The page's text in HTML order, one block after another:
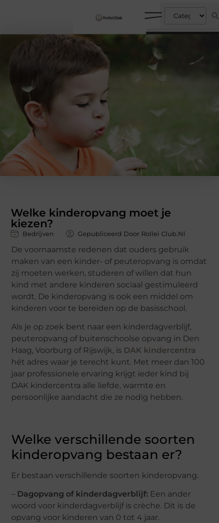
Welke kinderopvang moet je
kiezen?
Bedrijven Gepubliceerd Door Rollei Club.nl
De voornaamste redenen dat ouders gebruik
maken van een kinder- of peuteropvang is omdat
zij moeten werken, studeren of willen dat hun
kind met andere kinderen sociaal gestimuleerd
wordt. De kinderopvang is ook een middel om
kinderen voor te bereiden op de basisschool.
Als je op zoek bent naar een kinderdagverblijf,
peuteropvang of buitenschoolse opvang in Den
Haag, Voorburg of Rijswijk, is DAK kindercentra
hét adres waar je terecht kunt. Met meer dan 100
jaar professionele ervaring krijgt ieder kind bij
DAK kindercentra alle liefde, warmte en
persoonlijke aandacht die ze nodig hebben.
Welke verschillende soorten
kinderopvang bestaan er?
Er bestaan verschillende soorten kinderopvang.
– Dagopvang of kinderdagverblijf: Een ander
woord voor kinderdagverblijf is crèche. Dit is de
opvang voor kinderen van 0 tot 4 jaar.